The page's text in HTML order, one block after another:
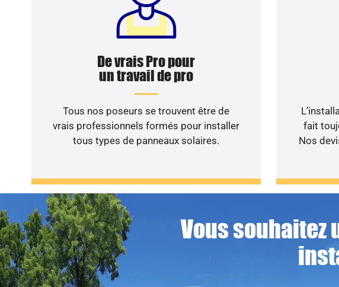
De vrais Pro pour
un travail de pro
Tous nos poseurs se trouvent être de
vrais professionnels formés pour installer
tous types de panneaux solaires.
fait
Nos
Vous souhaitez